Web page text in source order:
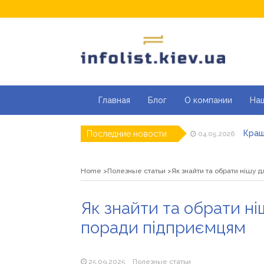
Главная Блог О компании
Последние новости 04.05.2026
07.04.2026
19.05.2026 Як
Home Полезные статьи Як знайти та обрати нішу
Як знайти та обрати
поради підприємцям
25.09.2025 Полезные статьи